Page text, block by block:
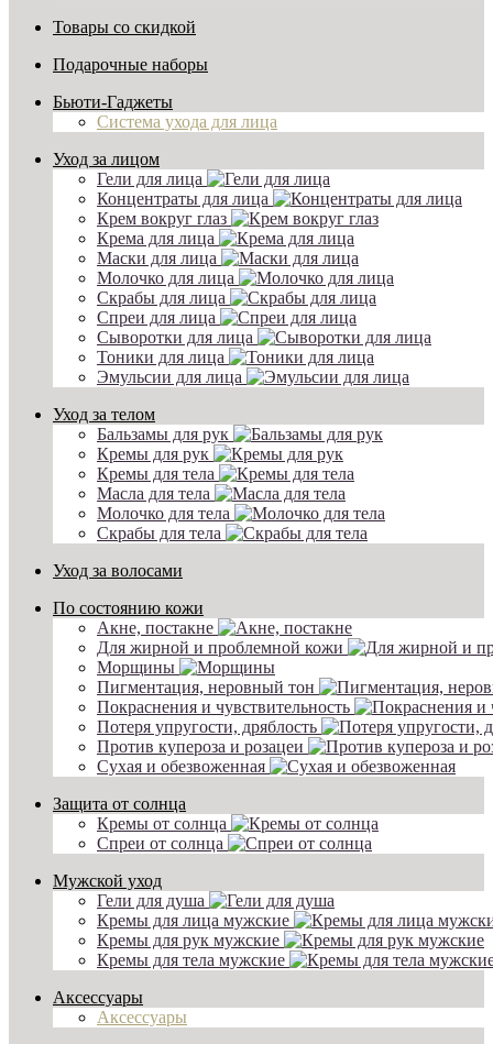
Товары со скидкой
Подарочные наборы
Бьюти-Гаджеты
Система ухода для лица
Уход за лицом
Гели для лица
Концентраты для лица
Крем вокруг глаз
Крема для лица
Маски для лица
Молочко для лица
Скрабы для лица
Спреи для лица
Сыворотки для лица
Тоники для лица
Эмульсии для лица
Уход за телом
Бальзамы для рук
Кремы для рук
Кремы для тела
Масла для тела
Молочко для тела
Скрабы для тела
Уход за волосами
По состоянию кожи
Акне, постакне
Для жирной и проблемной кожи
Морщины
Пигментация, неровный тон
Покраснения и чувствительность
Потеря упругости, дряблость
Против купероза и розацеи
Сухая и обезвоженная
Защита от солнца
Кремы от солнца
Спреи от солнца
Мужской уход
Гели для душа
Кремы для лица мужские
Кремы для рук мужские
Кремы для тела мужские
Аксессуары
Аксессуары